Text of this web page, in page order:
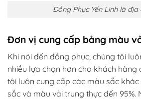
Đồng Phục Yến Linh là địa
Đơn vị cung cấp bảng màu
Khi nói đến đồng phục, chúng tôi
nhiều lựa chọn hơn cho khách hàng
tôi luôn cung cấp các màu sắc khác
sắc và màu vải trung thực đến 95%.